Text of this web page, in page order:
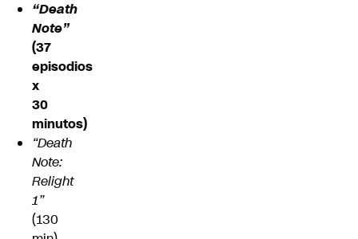
“Death
Note”
(37
episodios
x
30
minutos)
“Death
Note:
Relight
1”
(130